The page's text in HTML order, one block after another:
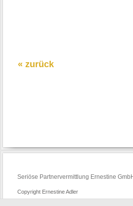
« zurück
Seriöse Partnervermittlung Ernestine
Copyright Ernestine Adler